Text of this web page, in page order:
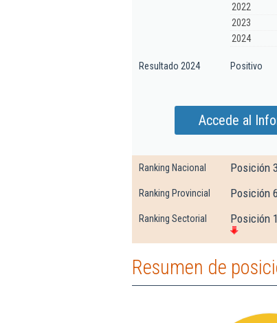
2022
2023
2024
Resultado 2024 Positivo
Accede al
Ranking Nacional Posición
Ranking Provincial Posición
Ranking Sectorial Posición
Resumen de